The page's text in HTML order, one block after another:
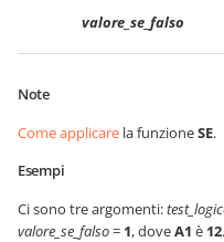
valore_se_falso
Note
Come applicare la funzioneSE.
Esempi
Ci sono tre argomenti:
valore_se_falso= 1, doveA1 è 12